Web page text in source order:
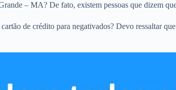
– MA? De fato, existem pessoas que dizem
de crédito para negativados? Devo ressaltar